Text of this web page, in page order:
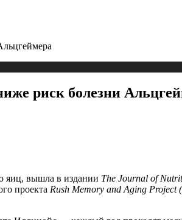
риск болезни
яиц, вышла в издании The Journal of
проекта Rush Memory and Aging Project